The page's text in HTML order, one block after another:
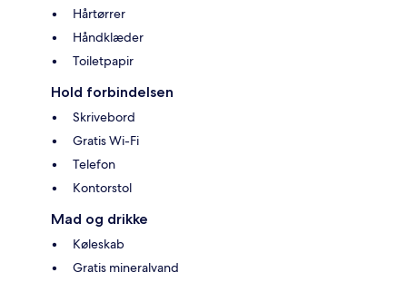
Hårtørrer
Håndklæder
Toiletpapir
Hold forbindelsen
Skrivebord
Gratis Wi-Fi
Telefon
Kontorstol
Mad og drikke
Køleskab
Gratis mineralvand